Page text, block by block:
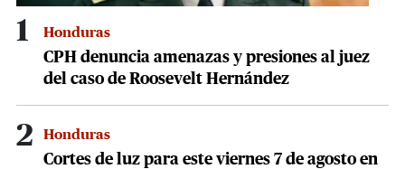
1 Honduras
CPH denuncia amenazas y presiones al juez
del caso de Roosevelt Hernández
2 Honduras
Cortes de luz para este viernes 7 de agosto en